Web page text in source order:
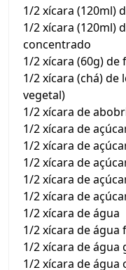
1/2 xícara (120ml)
1/2 xícara (120ml)
concentrado
1/2 xícara (60g) de
1/2 xícara (chá) de
vegetal)
1/2 xícara de
1/2 xícara de
1/2 xícara de
1/2 xícara de
1/2 xícara de
1/2 xícara de
1/2 xícara de água
1/2 xícara de água
1/2 xícara de água
1/2 xícara de água